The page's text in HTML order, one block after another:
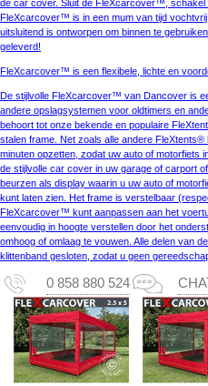
de car cover. Sluit de FleXcarcover™, schakel
FleXcarcover™ is in een mum van tijd
uitsluitend is ontworpen om binnen te
geleverd!
FleXcarcover™ is een flexibele, lichte en
De stijlvolle FleXcarcover™ van Dancover is
andere opslagsystemen voor oldtimers en
behoort tot onze bekende en populaire
stalen frame. Net zoals alle andere
minuten opzetten, zodat uw auto of motorfiets
de stijlvolle car cover in uw garage of carport
beurzen als display waarin u uw auto of
kunt laten zien. Het frame is verstelbaar
FleXcarcover™ kunt aanpassen aan het
eenvoudig in hoogte verstellen door het
omhoog of omlaag te vouwen. Alle delen van
klittenband gesloten, zodat u geen
0 858 880 524